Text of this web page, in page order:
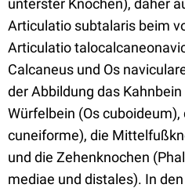
unterster Knochen), daher
Articulatio subtalaris beim
Articulatio
Calcaneus und Os
der Abbildung das
Würfelbein (Os cuboideum),
cuneiforme), die
und die Zehenknochen
mediae und distales). In